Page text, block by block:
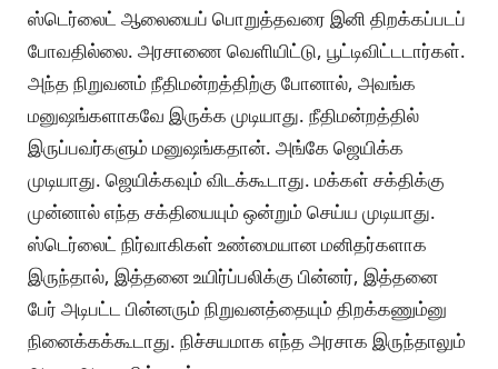
ஸ்டெர்லைட் ஆலையைப் பொறுத்தவரை இனி திறக்கப்படப்
போவதில்லை. அரசாணை வெளியிட்டு, பூட்டிவிட்டடார்கள்.
அந்த நிறுவனம் நீதிமன்றத்திற்கு போனால், அவங்க
மனுஷங்களாகவே இருக்க முடியாது. நீதிமன்றத்தில்
இருப்பவர்களும் மனுஷங்கதான். அங்கே ஜெயிக்க
முடியாது. ஜெயிக்கவும் விடக்கூடாது. மக்கள் சக்திக்கு
முன்னால் எந்த சக்தியையும் ஒன்றும் செய்ய முடியாது.
ஸ்டெர்லைட் நிர்வாகிகள் உண்மையான மனிதர்களாக
இருந்தால், இத்தனை உயிர்ப்பலிக்கு பின்னர், இத்தனை
பேர் அடிபட்ட பின்னரும் நிறுவனத்தையும் திறக்கணும்னு
நினைக்கக்கூடாது. நிச்சயமாக எந்த அரசாக இருந்தாலும்